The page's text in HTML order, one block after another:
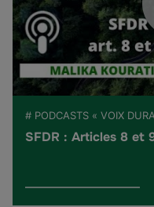
# PODCASTS « VOIX
SFDR : Articles 8 et